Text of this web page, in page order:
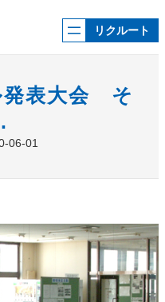
リクルート
発表大会 そ
06-01